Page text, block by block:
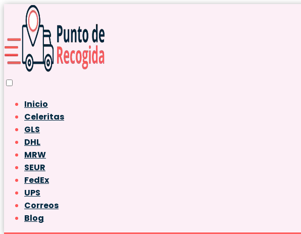
Inicio
Celeritas
GLS
DHL
MRW
SEUR
FedEx
UPS
Correos
Blog